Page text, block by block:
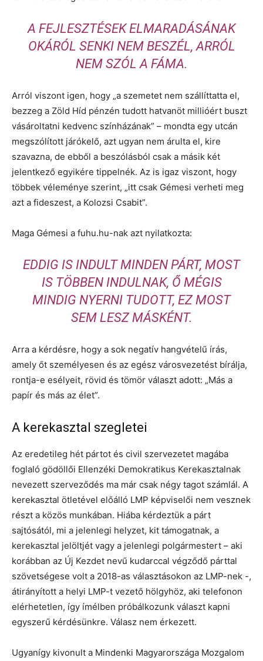
A FEJLESZTÉSEK ELMARADÁSÁNAK
OKÁRÓL SENKI NEM BESZÉL, ARRÓL
NEM SZÓL A FÁMA.
Arról viszont igen, hogy „a szemetet nem szállíttatta el,
bezzeg a Zöld Híd pénzén tudott hatvanöt millióért buszt
vásároltatni kedvenc színházának” – mondta egy utcán
megszólított járókelő, azt ugyan nem árulta el, kire
szavazna, de ebből a beszólásból csak a másik két
jelentkező egyikére tippelnék. Az is igaz viszont, hogy
többek véleménye szerint, „itt csak Gémesi verheti meg
azt a fideszest, a Kolozsi Csabit”.
Maga Gémesi a fuhu.hu-nak azt nyilatkozta:
EDDIG IS INDULT MINDEN PÁRT, MOST
IS TÖBBEN INDULNAK, Ő MÉGIS
MINDIG NYERNI TUDOTT, EZ MOST
SEM LESZ MÁSKÉNT.
Arra a kérdésre, hogy a sok negatív hangvételű írás,
amely őt személyesen és az egész városvezetést bírálja,
rontja-e esélyeit, rövid és tömör választ adott: „Más a
papír és más az élet”.
A kerekasztal szegletei
Az eredetileg hét pártot és civil szervezetet magába
foglaló gödöllői Ellenzéki Demokratikus Kerekasztalnak
nevezett szerveződés ma már csak négy tagot számlál. A
kerekasztal ötletével előálló LMP képviselői nem vesznek
részt a közös munkában. Hiába kérdeztük a párt
sajtósától, mi a jelenlegi helyzet, kit támogatnak, a
kerekasztal jelöltjét vagy a jelenlegi polgármestert – aki
korábban az Új Kezdet nevű kudarccal végződő párttal
szövetségese volt a 2018-as választásokon az LMP-nek -,
átirányított a helyi LMP-t vezető hölgyhöz, aki telefonon
elérhetetlen, így ímélben próbálkozunk választ kapni
egyszerű kérdésünkre. Válasz nem érkezett.
Ugyanígy kivonult a Mindenki Magyarországa Mozgalom